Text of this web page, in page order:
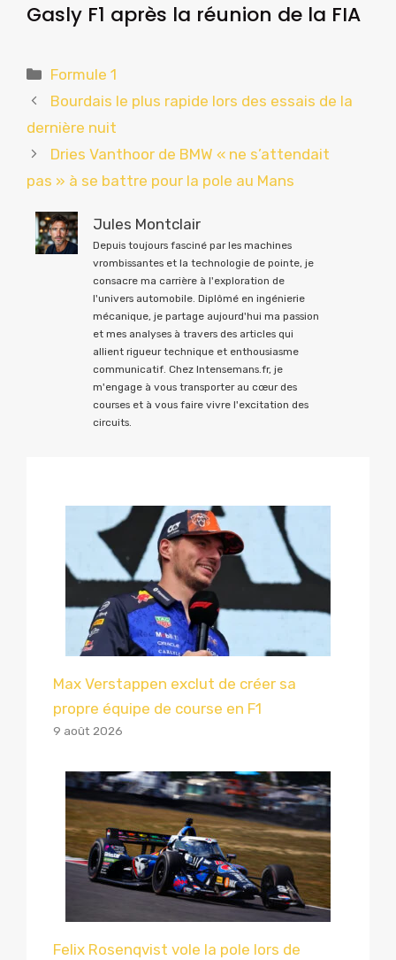
Gasly F1 après la réunion de la FIA
Catégories
Formule 1
Bourdais le plus rapide lors des essais de la
dernière nuit
Dries Vanthoor de BMW « ne s’attendait
pas » à se battre pour la pole au Mans
Jules Montclair
Depuis toujours fasciné par les machines
vrombissantes et la technologie de pointe, je
consacre ma carrière à l'exploration de
l'univers automobile. Diplômé en ingénierie
mécanique, je partage aujourd'hui ma passion
et mes analyses à travers des articles qui
allient rigueur technique et enthousiasme
communicatif. Chez Intensemans.fr, je
m'engage à vous transporter au cœur des
courses et à vous faire vivre l'excitation des
circuits.
Max Verstappen exclut de créer sa
propre équipe de course en F1
9 août 2026
Felix Rosenqvist vole la pole lors de